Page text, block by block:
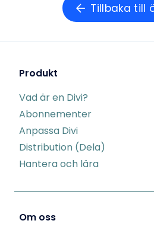
Tillbaka till
Produkt
Vad är en Divi?
Abonnementer
Anpassa Divi
Distribution (Dela)
Hantera och lära
Om oss